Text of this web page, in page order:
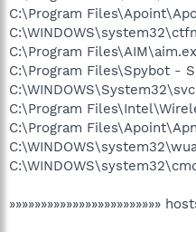
C:\Program
C:\Program
C:\Program Files\Spybot -
C:\Program
C:\Program
»»»»»»»»»»»»»»»»»»»»»»»»